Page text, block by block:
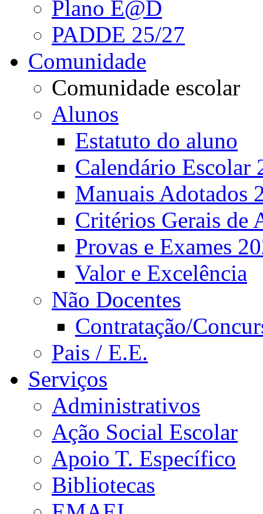
Plano E@D
PADDE 25/27
Comunidade
Comunidade escolar
Alunos
Estatuto do aluno
Calendário Escolar
Manuais Adotados
Critérios Gerais de
Provas e Exames
Valor e Excelência
Não Docentes
Contratação/
Pais / E.E.
Serviços
Administrativos
Ação Social Escolar
Apoio T. Específico
Bibliotecas